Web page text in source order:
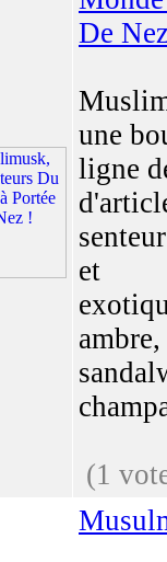
De
une
ligne
et
(1